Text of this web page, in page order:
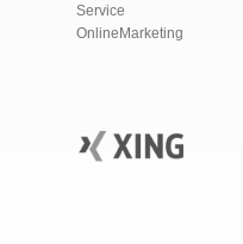
Service
OnlineMarketing